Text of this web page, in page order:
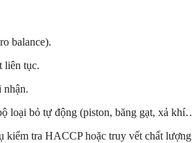
balance).
liên tục.
nhận.
loại bỏ tự động (piston, băng gạt, xả
kiểm tra HACCP hoặc truy vết chất